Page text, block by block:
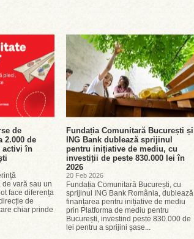
de
2.000 de
activi în
vară sau un
face diferența
de
chiar prinde
Fundația Comunitară București și
ING Bank dublează sprijinul
pentru inițiative de mediu, cu
investiții de peste 830.000 lei în
2026
20 Feb 2026
Fundația Comunitară București, cu
sprijinul ING Bank România, dublează
finanțarea pentru inițiative de mediu
prin Platforma de mediu pentru
București, investind peste 830.000 de
lei pentru a sprijini șase...